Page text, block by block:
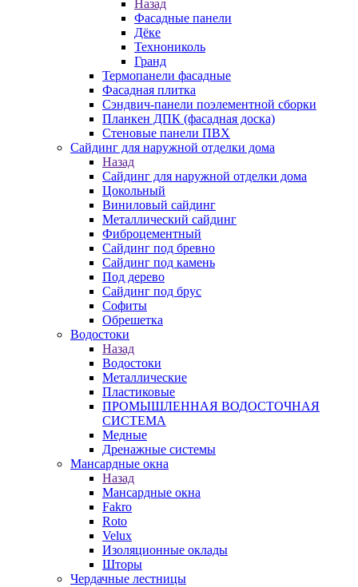
Назад
Фасадные панели
Дёке
Технониколь
Гранд
Термопанели фасадные
Фасадная плитка
Сэндвич-панели поэлементной сборки
Планкен ДПК (фасадная доска)
Стеновые панели ПВХ
Сайдинг для наружной отделки дома
Назад
Сайдинг для наружной отделки дома
Цокольный
Виниловый сайдинг
Металлический сайдинг
Фиброцементный
Сайдинг под бревно
Сайдинг под камень
Под дерево
Сайдинг под брус
Софиты
Обрешетка
Водостоки
Назад
Водостоки
Металлические
Пластиковые
ПРОМЫШЛЕННАЯ ВОДОСТОЧНАЯ
СИСТЕМА
Медные
Дренажные системы
Мансардные окна
Назад
Мансардные окна
Fakro
Roto
Velux
Изоляционные оклады
Шторы
Чердачные лестницы